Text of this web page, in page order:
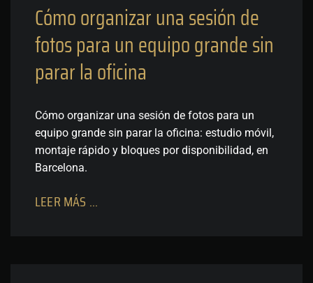
Cómo organizar una sesión de
fotos para un equipo grande sin
parar la oficina
Cómo organizar una sesión de fotos para un
equipo grande sin parar la oficina: estudio móvil,
montaje rápido y bloques por disponibilidad, en
Barcelona.
LEER MÁS ...